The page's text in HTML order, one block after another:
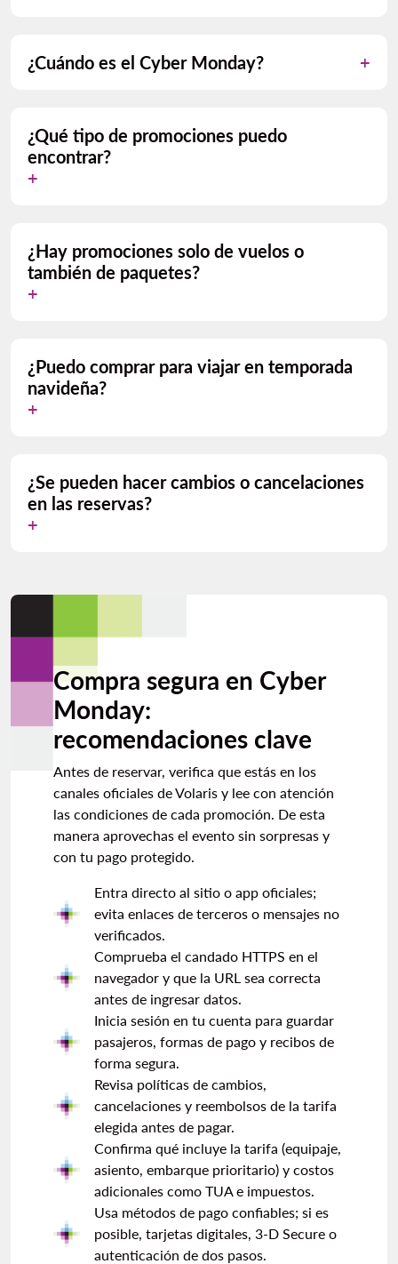
¿Cuándo es el Cyber Monday?
¿Qué tipo de promociones puedo
encontrar?
¿Hay promociones solo de vuelos o
también de paquetes?
¿Puedo comprar para viajar en temporada
navideña?
¿Se pueden hacer cambios o cancelaciones
en las reservas?
Compra segura en Cyber
Monday:
recomendaciones clave
Antes de reservar, verifica que estás en los
canales oficiales de Volaris y lee con atención
las condiciones de cada promoción. De esta
manera aprovechas el evento sin sorpresas y
con tu pago protegido.
Entra directo al sitio o app oficiales;
evita enlaces de terceros o mensajes no
verificados.
Comprueba el candado HTTPS en el
navegador y que la URL sea correcta
antes de ingresar datos.
Inicia sesión en tu cuenta para guardar
pasajeros, formas de pago y recibos de
forma segura.
Revisa políticas de cambios,
cancelaciones y reembolsos de la tarifa
elegida antes de pagar.
Confirma qué incluye la tarifa (equipaje,
asiento, embarque prioritario) y costos
adicionales como TUA e impuestos.
Usa métodos de pago confiables; si es
posible, tarjetas digitales, 3-D Secure o
autenticación de dos pasos.